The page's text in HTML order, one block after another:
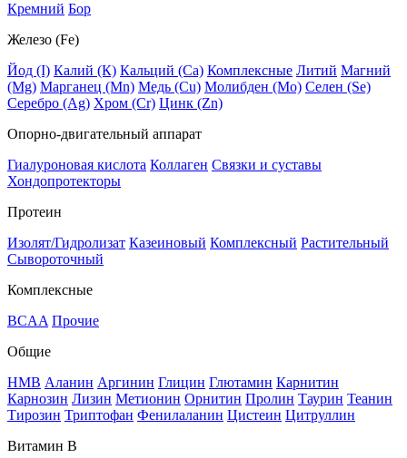
Кремний Бор
Железо (Fe)
Йод (I) Калий (К) Кальций (Са) Комплексные Литий Магний
(Mg) Марганец (Mn) Медь (Сu) Молибден (Мо) Селен (Se)
Серебро (Ag) Хром (Cr) Цинк (Zn)
Опорно-двигательный аппарат
Гиалуроновая кислота Коллаген Связки и суставы
Хондопротекторы
Протеин
Изолят/Гидролизат Казеиновый Комплексный Растительный
Сывороточный
Комплексные
BCAA Прочие
Общие
HMB Аланин Аргинин Глицин Глютамин Карнитин
Карнозин Лизин Метионин Орнитин Пролин Таурин Теанин
Тирозин Триптофан Фенилаланин Цистеин Цитруллин
Витамин В